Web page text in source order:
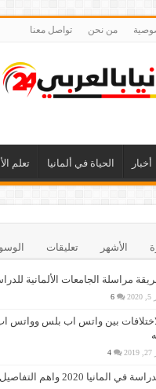
من نحن تواصل معنا
أخبار الحياة في ألمانيا تعلم
الأشهر تعليقات
مراسلة الجامعات الألمانية
6
بين واتس اب بلس وواتس
4
في المانيا 2020 واهم التفاصيل عنها